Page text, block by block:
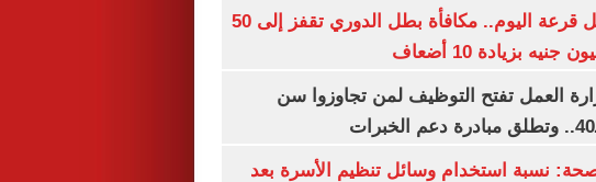
قبل قرعة اليوم.. مكافأة بطل الدوري تقفز إلى 50
جنيه بزيادة 10 أضعاف
العمل تفتح التوظيف لمن تجاوزوا سن
نسبة استخدام وسائل تنظيم الأسرة بعد